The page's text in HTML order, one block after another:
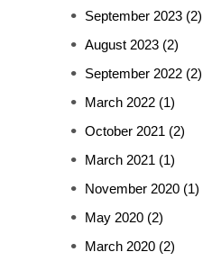
September 2023 (2)
August 2023 (2)
September 2022 (2)
March 2022 (1)
October 2021 (2)
March 2021 (1)
November 2020 (1)
May 2020 (2)
March 2020 (2)